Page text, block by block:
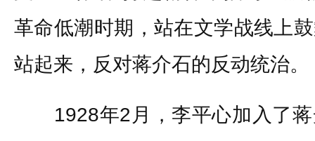
革命低潮时期，站在文学战线上
站起来，反对蒋介石的反动统治。
1928年2月，李平心加入了蒋